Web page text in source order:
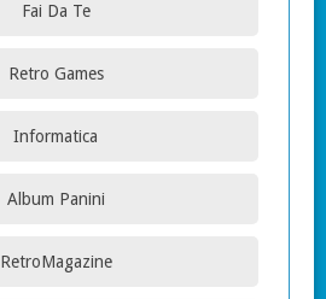
Fai Da Te
Retro Games
Informatica
Album Panini
RetroMagazine